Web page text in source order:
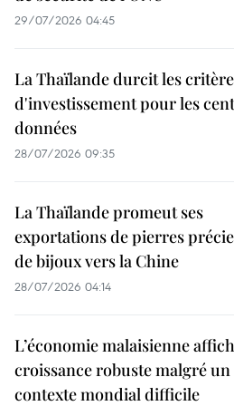
29/07/2026 04:45
La Thaïlande durcit les
d'investissement pour les
données
28/07/2026 09:35
La Thaïlande promeut ses
exportations de pierres
de bijoux vers la Chine
28/07/2026 04:14
L’économie malaisienne
croissance robuste malgré un
contexte mondial difficile